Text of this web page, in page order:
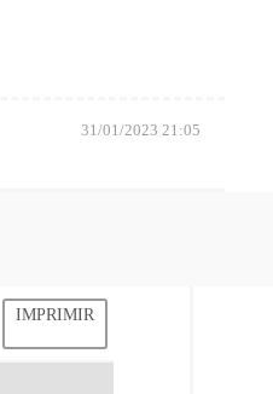
31/01/2023 21:05
IMPRIMIR